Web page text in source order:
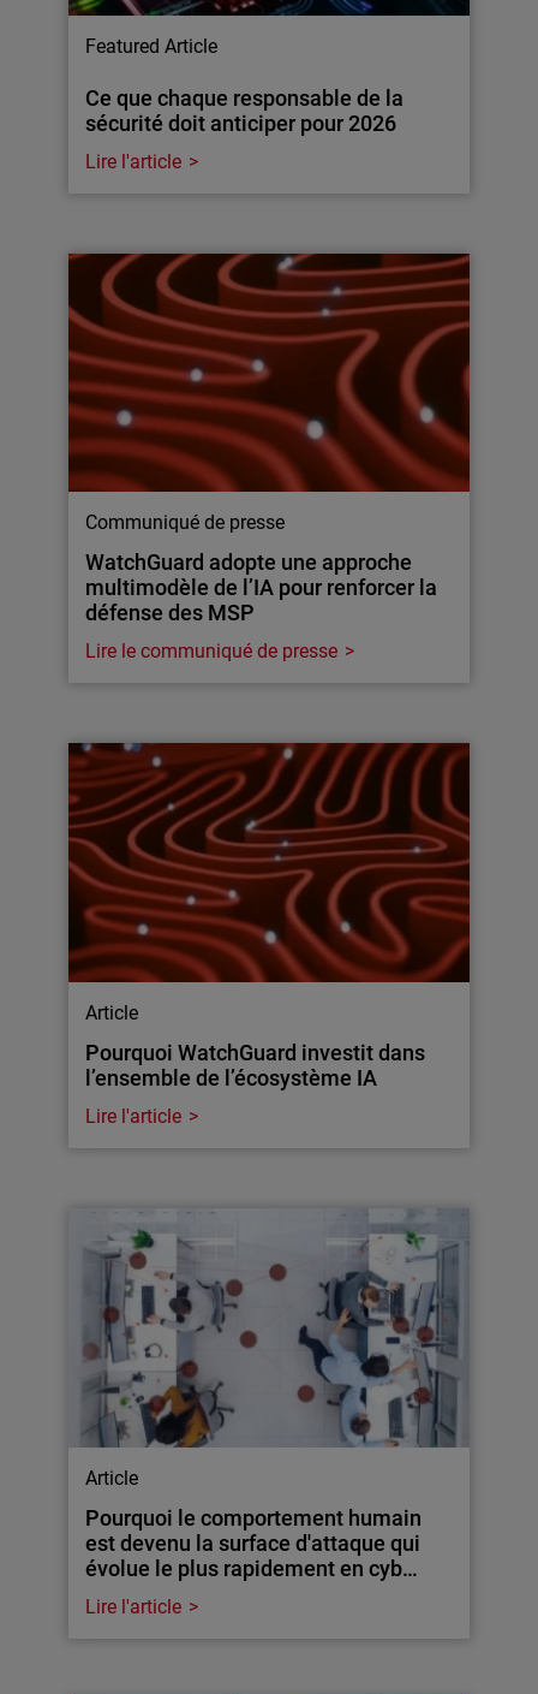
Featured Article
Ce que chaque responsable de la
sécurité doit anticiper pour 2026
Lire l'article
Communiqué de presse
WatchGuard adopte une approche
multimodèle de l’IA pour renforcer la
défense des MSP
Lire le communiqué de presse
Article
Pourquoi WatchGuard investit dans
l’ensemble de l’écosystème IA
Lire l'article
Article
Pourquoi le comportement humain
est devenu la surface d'attaque qui
évolue le plus rapidement en cyb…
Lire l'article